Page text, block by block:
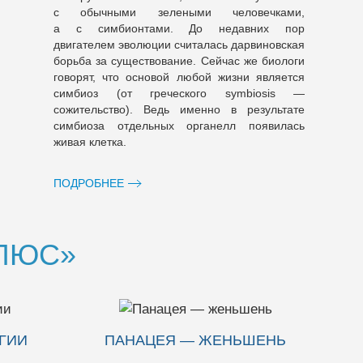
с обычными зелеными человечками,
а с симбионтами. До недавних пор
двигателем эволюции считалась дарвиновская
борьба за существование. Сейчас же биологи
говорят, что основой любой жизни является
симбиоз (от греческого symbiosis —
сожительство). Ведь именно в результате
симбиоза отдельных органелл появилась
живая клетка.
ПОДРОБНЕЕ
«АРКТИКА+ – ЧЕРНАЯ